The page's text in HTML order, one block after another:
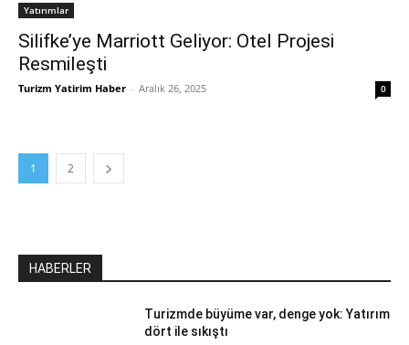
Yatırımlar
Silifke’ye Marriott Geliyor: Otel Projesi
Resmileşti
Turizm Yatirim Haber - Aralık 26, 2025 0
1 2
HABERLER
Turizmde büyüme var, denge yok: Yatırım
dört ile sıkıştı